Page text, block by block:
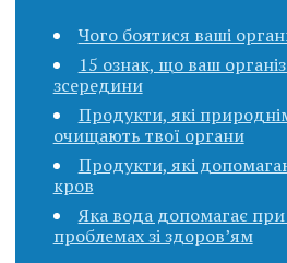
Чого боятися ваші
15 ознак, що ваш
зсередини
Продукти, які
очищають твої органи
Продукти, які
кров
Яка вода допомагає при
проблемах зі здоров’ям